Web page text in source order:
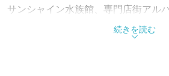
サンシャイン水族館、専門店街アル
などサンシャインシティ各所で開催
本イベントは4月10日(金)に公開予定
続きを読む